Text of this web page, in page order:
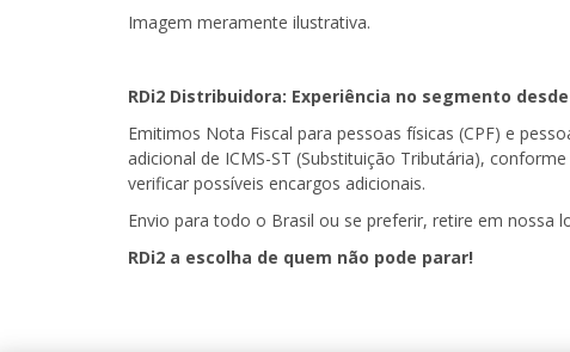
Imagem meramente ilustrativa.
RDi2 Distribuidora: Experiência no segmento
Emitimos Nota Fiscal para pessoas físicas (CPF) e
adicional de ICMS-ST (Substituição Tributária),
verificar possíveis encargos adicionais.
Envio para todo o Brasil ou se preferir, retire em nossa
RDi2 a escolha de quem não pode parar!